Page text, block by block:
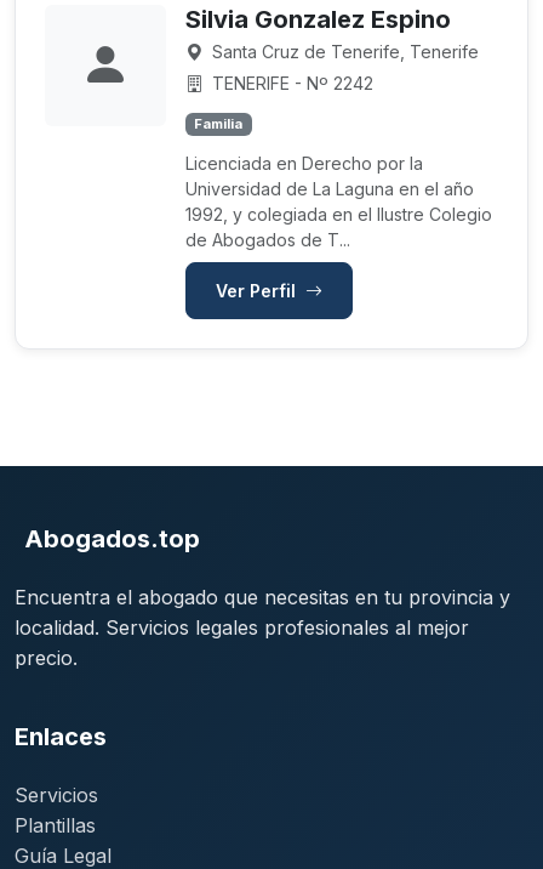
Silvia Gonzalez Espino
Santa Cruz de Tenerife, Tenerife
TENERIFE - Nº 2242
Familia
Licenciada en Derecho por la
Universidad de La Laguna en el año
1992, y colegiada en el Ilustre Colegio
de Abogados de T...
Ver Perfil
Abogados.top
Encuentra el abogado que necesitas en tu provincia y
localidad. Servicios legales profesionales al mejor
precio.
Enlaces
Servicios
Plantillas
Guía Legal